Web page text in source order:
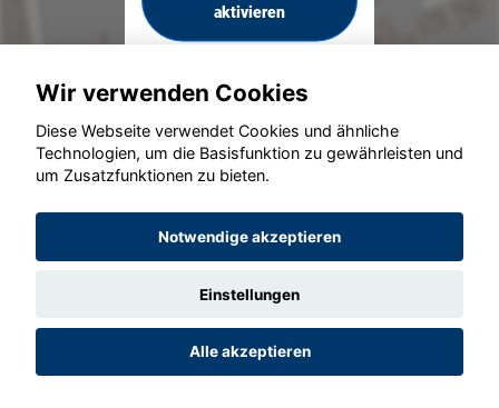
aktivieren
© konjunkturmotor.de GmbH 2020 - 2026
Wir verwenden Cookies
Diese Webseite verwendet Cookies und ähnliche
Technologien, um die Basisfunktion zu gewährleisten und
um Zusatzfunktionen zu bieten.
Notwendige akzeptieren
Einstellungen
Alle akzeptieren